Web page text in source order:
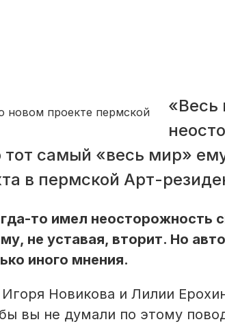
«Весь
самый «весь мир»
в пермской Арт-
то имел неосторожность
не уставая, вторит. Но
иного мнения.
Новикова и Лилии
вы не думали по этому